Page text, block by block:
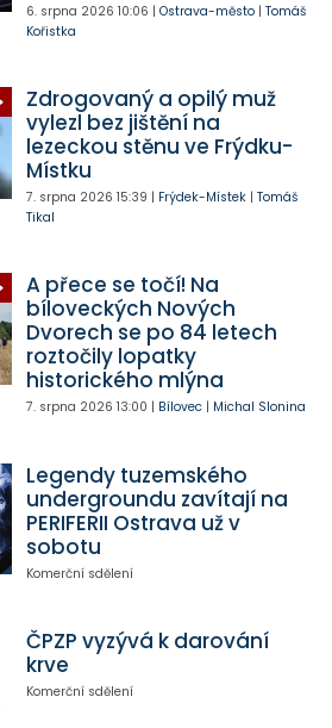
6. srpna 2026 10:06 | Ostrava-město| Tomáš
Kořistka
Zdrogovaný a opilý muž
vylezl bez jištění na
lezeckou stěnu ve Frýdku-
Místku
7. srpna 2026 15:39 | Frýdek-Místek| Tomáš
Tikal
A přece se točí! Na
bíloveckých Nových
Dvorech se po 84 letech
roztočily lopatky
historického mlýna
7. srpna 2026 13:00 | Bílovec| Michal Slonina
Legendy tuzemského
undergroundu zavítají na
PERIFERII Ostrava už v
sobotu
Komerční sdělení
ČPZP vyzývá k darování
krve
Komerční sdělení